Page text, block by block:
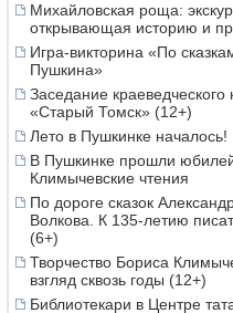
Михайловская роща:
открывающая историю и
Игра-викторина «По
Пушкина»
Заседание краеведческого
«Старый Томск» (12+)
Лето в Пушкинке началось!
В Пушкинке прошли
Климычевские чтения
По дороге сказок
Волкова. К 135-летию
(6+)
Творчество Бориса
взгляд сквозь годы (12+)
Библиотекари в Центре